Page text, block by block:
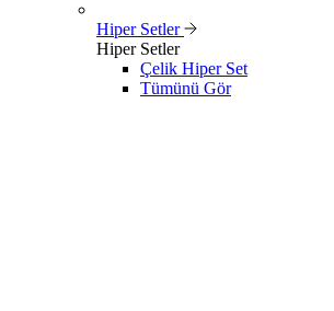
Hiper Setler
Hiper Setler
Çelik Hiper Set
Tümünü Gör